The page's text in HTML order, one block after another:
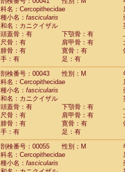
Cercopithecidae
Cercopithecidae Papio
Cercopithecidae Papio
CercopithecidaePapio papio
CercopithecidaePapio
CercopithecidaeMandrillus
CercopithecidaeMandrillus
Cercopithecidae
CercopithecidaeMacaca
Cercopithecidae Macaca
Cercopithecidae Macaca
CercopithecidaeMacaca
CercopithecidaeMacaca
CercopithecidaeMacaca
CercopithecidaeMacaca
CercopithecidaeMacaca
CercopithecidaeMacaca
Cercopithecidae Macaca
Cercopithecidae Macaca
科名：Cercopithecidae
種小名： fascicularis
和名：カニクイザル
頭蓋骨：有
下顎骨：有
尺骨：有
肩甲骨：有
腓骨：有
寛骨：有
手：有
足：有
剖検番号：00043
性別：M
科名：Cercopithecidae
種小名： fascicularis
和名：カニクイザル
頭蓋骨：有
下顎骨：有
尺骨：有
肩甲骨：有
腓骨：有
寛骨：有
手：有
足：有
剖検番号：00055
性別：M
科名：Cercopithecidae
種小名： fascicularis